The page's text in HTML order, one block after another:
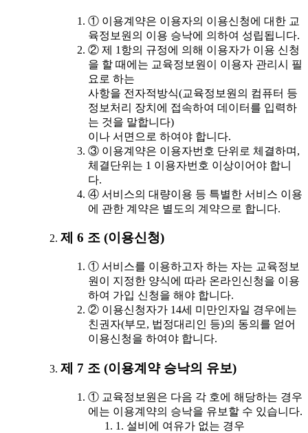
① 이용계약은 이용자의 이용신청에 대한 교
육정보원의 이용 승낙에 의하여 성립됩니다.
② 제 1항의 규정에 의해 이용자가 이용 신청
을 할 때에는 교육정보원이 이용자 관리시 필
요로 하는
사항을 전자적방식(교육정보원의 컴퓨터 등
정보처리 장치에 접속하여 데이터를 입력하
는 것을 말합니다)
이나 서면으로 하여야 합니다.
③ 이용계약은 이용자번호 단위로 체결하며,
체결단위는 1 이용자번호 이상이어야 합니
다.
④ 서비스의 대량이용 등 특별한 서비스 이용
에 관한 계약은 별도의 계약으로 합니다.
제 6 조 (이용신청)
① 서비스를 이용하고자 하는 자는 교육정보
원이 지정한 양식에 따라 온라인신청을 이용
하여 가입 신청을 해야 합니다.
② 이용신청자가 14세 미만인자일 경우에는
친권자(부모, 법정대리인 등)의 동의를 얻어
이용신청을 하여야 합니다.
제 7 조 (이용계약 승낙의 유보)
① 교육정보원은 다음 각 호에 해당하는 경우
에는 이용계약의 승낙을 유보할 수 있습니다.
1. 설비에 여유가 없는 경우